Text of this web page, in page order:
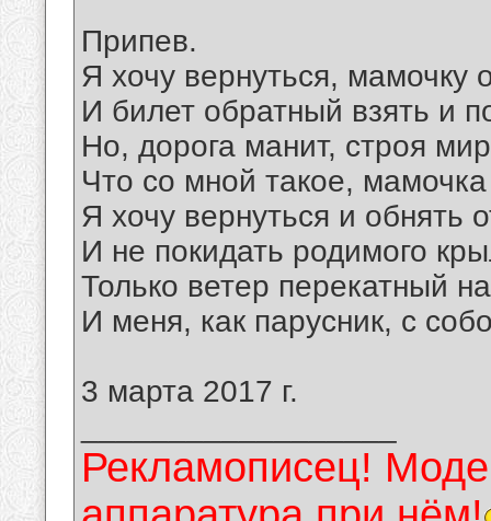
Припев.
Я хочу вернуться, мамочку
И билет обратный взять и
Но, дорога манит, строя
Что со мной такое,
Я хочу вернуться и обнять
И не покидать родимого
Только ветер перекатный
И меня, как парусник, с
3 марта 2017 г.
Рекламописец!